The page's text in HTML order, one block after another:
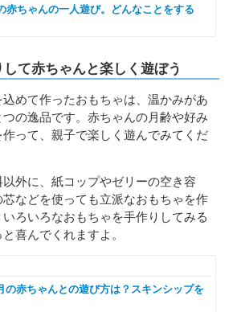
赤ちゃんの一人遊び。どんなことをする
て赤ちゃんと楽しく遊ぼう
めて作ったおもちゃは、温かみがあ
の逸品です。赤ちゃんの月齢や好み
って、親子で楽しく遊んでみてくだ
外に、紙コップやゼリーの空き容
などを使っても立派なおもちゃを作
ろいろなおもちゃを手作りしてみる
喜んでくれますよ。
の赤ちゃんとの遊び方は？スキンシップを